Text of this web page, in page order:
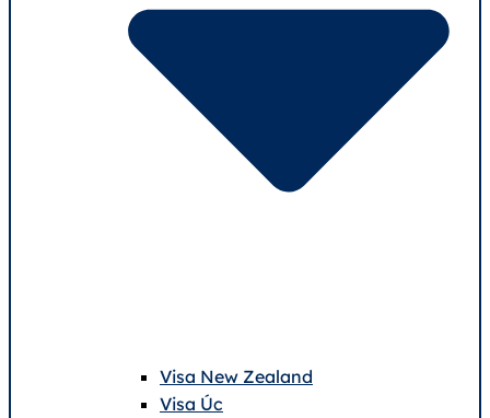
Visa New Zealand
Visa Úc